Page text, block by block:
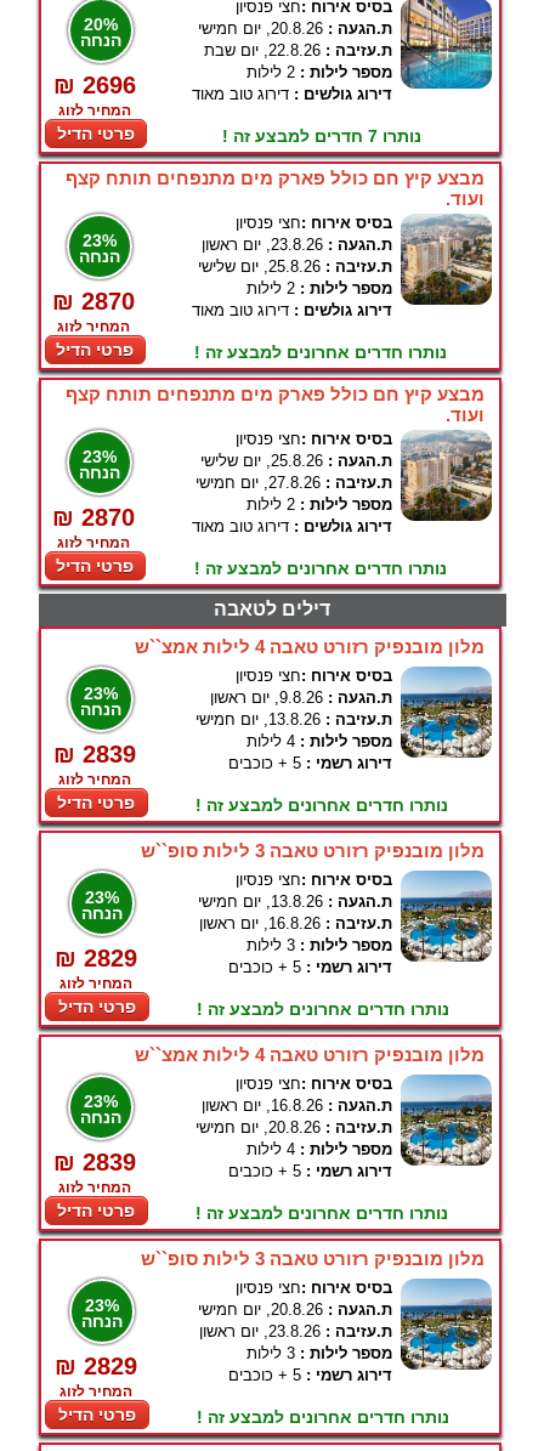
20%
הנחה
₪ 2696
המחיר לזוג
פרטי הדיל
בסיס אירוח :חצי פנסיון
ת.הגעה : 20.8.26, יום חמישי
ת.עזיבה : 22.8.26, יום שבת
מספר לילות : 2 לילות
דירוג גולשים : דירוג טוב מאוד
נותרו 7 חדרים למבצע זה !
מבצע קיץ חם כולל פארק מים מתנפחים תותח קצף
ועוד.
23%
הנחה
₪ 2870
המחיר לזוג
פרטי הדיל
בסיס אירוח :חצי פנסיון
ת.הגעה : 23.8.26, יום ראשון
ת.עזיבה : 25.8.26, יום שלישי
מספר לילות : 2 לילות
דירוג גולשים : דירוג טוב מאוד
נותרו חדרים אחרונים למבצע זה !
מבצע קיץ חם כולל פארק מים מתנפחים תותח קצף
ועוד.
23%
הנחה
₪ 2870
המחיר לזוג
פרטי הדיל
בסיס אירוח :חצי פנסיון
ת.הגעה : 25.8.26, יום שלישי
ת.עזיבה : 27.8.26, יום חמישי
מספר לילות : 2 לילות
דירוג גולשים : דירוג טוב מאוד
נותרו חדרים אחרונים למבצע זה !
דילים לטאבה
מלון מובנפיק רזורט טאבה 4 לילות אמצ``ש
23%
הנחה
₪ 2839
המחיר לזוג
פרטי הדיל
בסיס אירוח :חצי פנסיון
ת.הגעה : 9.8.26, יום ראשון
ת.עזיבה : 13.8.26, יום חמישי
מספר לילות : 4 לילות
דירוג רשמי : 5 + כוכבים
נותרו חדרים אחרונים למבצע זה !
מלון מובנפיק רזורט טאבה 3 לילות סופ``ש
23%
הנחה
₪ 2829
המחיר לזוג
פרטי הדיל
בסיס אירוח :חצי פנסיון
ת.הגעה : 13.8.26, יום חמישי
ת.עזיבה : 16.8.26, יום ראשון
מספר לילות : 3 לילות
דירוג רשמי : 5 + כוכבים
נותרו חדרים אחרונים למבצע זה !
מלון מובנפיק רזורט טאבה 4 לילות אמצ``ש
23%
הנחה
₪ 2839
המחיר לזוג
פרטי הדיל
בסיס אירוח :חצי פנסיון
ת.הגעה : 16.8.26, יום ראשון
ת.עזיבה : 20.8.26, יום חמישי
מספר לילות : 4 לילות
דירוג רשמי : 5 + כוכבים
נותרו חדרים אחרונים למבצע זה !
מלון מובנפיק רזורט טאבה 3 לילות סופ``ש
23%
הנחה
₪ 2829
המחיר לזוג
פרטי הדיל
בסיס אירוח :חצי פנסיון
ת.הגעה : 20.8.26, יום חמישי
ת.עזיבה : 23.8.26, יום ראשון
מספר לילות : 3 לילות
דירוג רשמי : 5 + כוכבים
נותרו חדרים אחרונים למבצע זה !